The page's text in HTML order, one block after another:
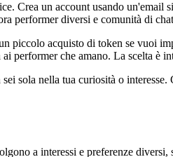
Crea un account usando un'email
performer diversi e comunità di
piccolo acquisto di token se vuoi
performer che amano. La scelta è
sola nella tua curiosità o
a interessi e preferenze